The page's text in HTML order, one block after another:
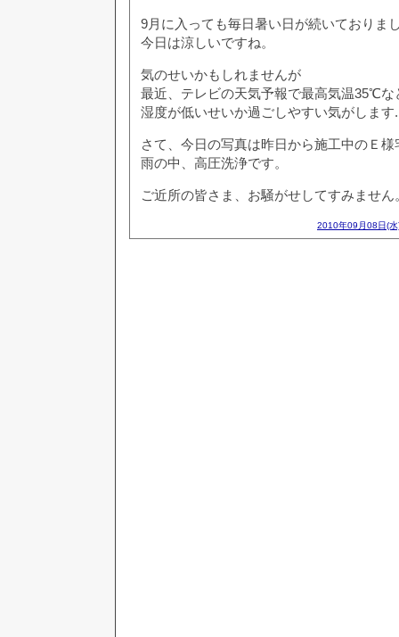
9月に入っても毎日暑い日が続いておりま
今日は涼しいですね。
気のせいかもしれませんが
最近、テレビの天気予報で最高気温35℃な
湿度が低いせいか過ごしやすい気がします
さて、今日の写真は昨日から施工中のＥ様
雨の中、高圧洗浄です。
ご近所の皆さま、お騒がせしてすみません
2010年09月08日(